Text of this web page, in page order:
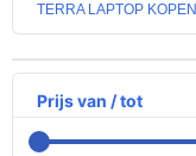
TERRA LAPTOP
Prijs van / tot